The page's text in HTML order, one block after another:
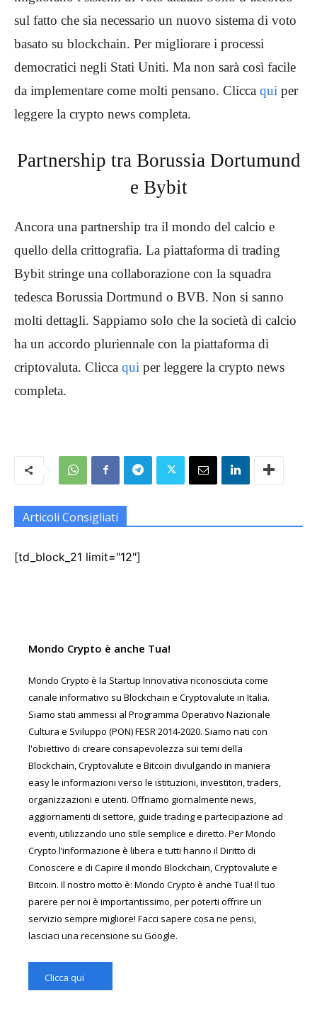
sul fatto che sia necessario un nuovo sistema di voto
basato su blockchain. Per migliorare i processi
democratici negli Stati Uniti. Ma non sarà così facile
da implementare come molti pensano. Clicca qui per
leggere la crypto news completa.
Partnership tra Borussia Dortumund
e Bybit
Ancora una partnership tra il mondo del calcio e
quello della crittografia. La piattaforma di trading
Bybit stringe una collaborazione con la squadra
tedesca Borussia Dortmund o BVB. Non si sanno
molti dettagli. Sappiamo solo che la società di calcio
ha un accordo pluriennale con la piattaforma di
criptovaluta. Clicca qui per leggere la crypto news
completa.
Articoli Consigliati
[td_block_21 limit="12"]
Mondo Crypto è anche Tua!
Mondo Crypto è la Startup Innovativa riconosciuta come
canale informativo su Blockchain e Cryptovalute in Italia.
Siamo stati ammessi al Programma Operativo Nazionale
Cultura e Sviluppo (PON) FESR 2014-2020. Siamo nati con
l'obiettivo di creare consapevolezza sui temi della
Blockchain, Cryptovalute e Bitcoin divulgando in maniera
easy le informazioni verso le istituzioni, investitori, traders,
organizzazioni e utenti. Offriamo giornalmente news,
aggiornamenti di settore, guide trading e partecipazione ad
eventi, utilizzando uno stile semplice e diretto. Per Mondo
Crypto l’informazione è libera e tutti hanno il Diritto di
Conoscere e di Capire il mondo Blockchain, Cryptovalute e
Bitcoin. Il nostro motto è: Mondo Crypto è anche Tua! Il tuo
parere per noi è importantissimo, per poterti offrire un
servizio sempre migliore! Facci sapere cosa ne pensi,
lasciaci una recensione su Google.
Clicca qui